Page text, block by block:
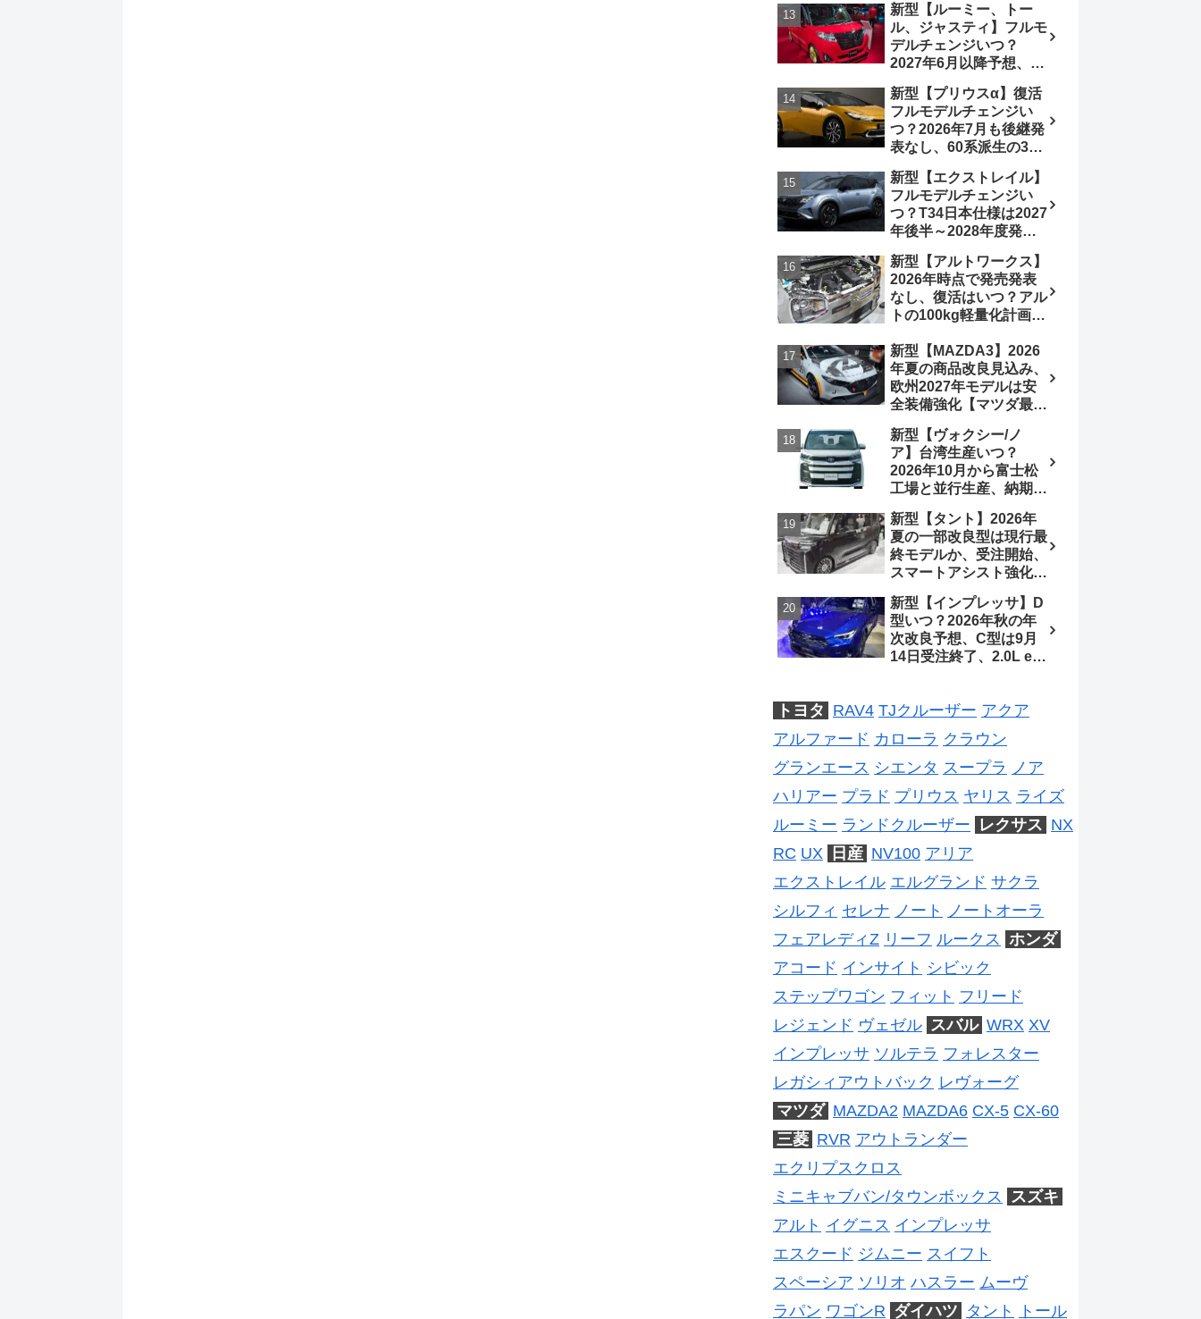
搭載予想【ホンダ最新情
報】Honda S+ Shiftは現
行e:HEV RS 消費税込
4,659,600円で先行導入
新型【ルーミー、トー
ル、ジャスティ】フルモ
デルチェンジいつ？
2027年6月以降予想、ビ
う無い？【トヨタ最新情
報】1.2Lハイブリッド追
加は次期型に期待
新型【プリウスα】復活
フルモデルチェンジい
つ？2026年7月も後継発
表なし、60系派生の3列
発売される可能性は【ト
ヨタ最新情報デザイン予
想画像】スライドドア装
備の要望も
新型【エクストレイル】
フルモデルチェンジい
つ？T34日本仕様は2027
年後半～2028年度発売
米ローグe-POWERは
2026年後半投入へ
新型【アルトワークス】
2026年時点で発売発表
なし、復活はいつ？アル
トの100kg軽量化計画は
処、5MTターボとアルト
スピリットに期待【スズ
キ最新情報】
新型【MAZDA3】2026
年夏の商品改良見込み、
欧州2027年モデルは安
全装備強化【マツダ最新
ジは2028年以降予想
新型【ヴォクシー/ノ
ア】台湾生産いつ？
2026年10月から富士松
工場と並行生産、納期短
2026年5月6日マイナー
チェンジ、価格 NOAH
326万1500円、VOXY
375万1000円、特別仕様
車 WxBと煌の追加に期
待、S-Zに12.3インチメ
ーター
新型【タント】2026年
夏の一部改良型は現行最
終モデルか、受注開始、
スマートアシスト強化と
フルモデルチェンジ予想
【ダイハツ最新情報】
新型【インプレッサ】D
型いつ？2026年秋の年
次改良予想、C型は9月
14日受注終了、2.0L e-
予想【スバル最新情報】
トヨタ RAV4 TJクルーザー アクア
アルファード カローラ クラウン
グランエース シエンタ スープラ
ノア
ハリアー プラド プリウス ヤリス ライズ
ルーミー ランドクルーザー レクサス NX
RC UX 日産 NV100 アリア
エクストレイル エルグランド サクラ
シルフィ セレナ ノート
ノートオーラ
フェアレディZ リーフ ルークス ホンダ
アコード インサイト シビック
ステップワゴン フィット フリード
レジェンド ヴェゼル スバル WRX XV
インプレッサ ソルテラ フォレスター
レガシィアウトバック レヴォーグ
マツダ MAZDA2 MAZDA6 CX-5 CX-60
三菱 RVR アウトランダー
エクリプスクロス
ミニキャブバン/タウンボックス
スズキ
アルト イグニス インプレッサ
エスクード ジムニー スイフト
スペーシア ソリオ ハスラー ムーヴ
ラパン ワゴンR ダイハツ タント トール